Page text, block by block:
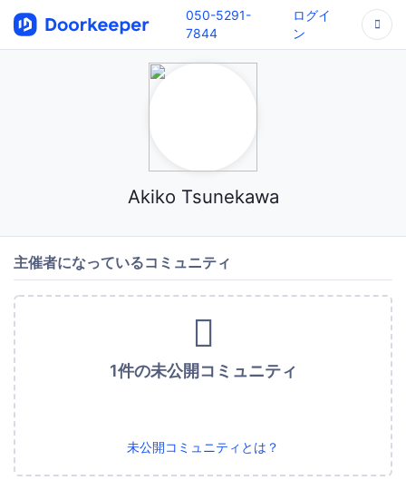
050-5291-
7844
ログイ
ン
Akiko Tsunekawa
主催者になっているコミュニティ
1件の未公開コミュニティ
未公開コミュニティとは？